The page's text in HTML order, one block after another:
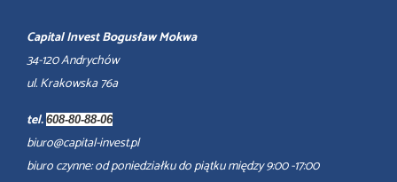
Capital Invest Bogusław Mokwa
34-120 Andrychów
ul. Krakowska 76a
tel. 608-80-88-06
biuro@capital-invest.pl
biuro czynne: od poniedziałku do piątku między 9:00 -17:00